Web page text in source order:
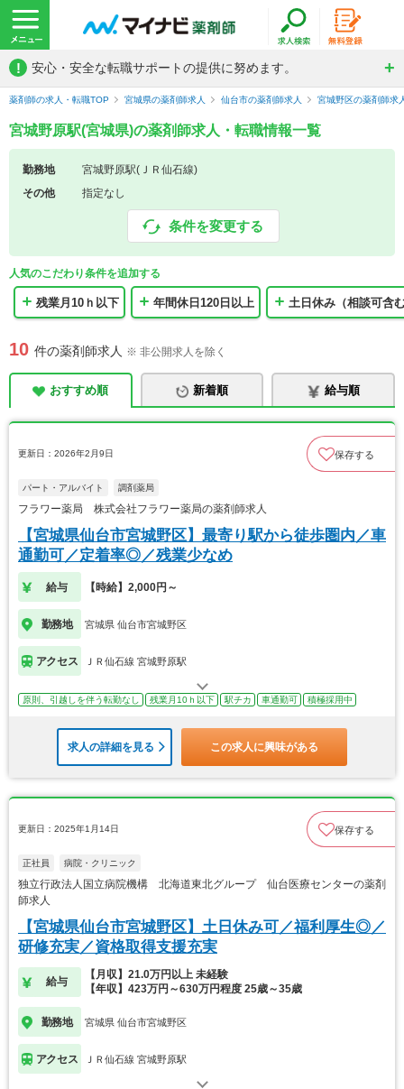
! 安心・安全な転職サポートの提供に努めます。
薬剤師の求人・転職TOP 宮城県の薬剤師求人 仙台市の薬剤師求人 宮城野区の薬剤師求
宮城野原駅(宮城県)の薬剤師求人・転職情報一覧
勤務地
宮城野原駅(ＪＲ仙石線)
その他
指定なし
条件を変更する
人気のこだわり条件を追加する
残業月10ｈ以下 年間休日120日以上 土日休み（相談可含
10 件の薬剤師求人 ※ 非公開求人を除く
おすすめ順 新着順 給与順
更新日：2026年2月9日 保存する
パート・アルバイト 調剤薬局
フラワー薬局 株式会社フラワー薬局の薬剤師求人
【宮城県仙台市宮城野区】最寄り駅から徒歩圏内／車
通勤可／定着率◎／残業少なめ
給与 【時給】2,000円～
勤務地 宮城県 仙台市宮城野区
アクセス ＪＲ仙石線 宮城野原駅
原則、引越しを伴う転勤なし 残業月10ｈ以下 駅チカ 車通勤可 積極採用中
求人の詳細を見る この求人に興味がある
更新日：2025年1月14日 保存する
正社員 病院・クリニック
独立行政法人国立病院機構 北海道東北グループ 仙台医療センターの薬剤
師求人
【宮城県仙台市宮城野区】土日休み可／福利厚生◎／
研修充実／資格取得支援充実
給与
【月収】21.0万円以上 未経験
【年収】423万円～630万円程度 25歳～35歳
勤務地 宮城県 仙台市宮城野区
アクセス ＪＲ仙石線 宮城野原駅